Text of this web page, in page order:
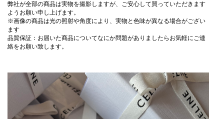
弊社が全部の商品は実物を撮影しますが、ご安心して買っていただきます
ようお願い申し上げます。
※画像の商品は光の照射や角度により、実物と色味が異なる場合がござい
ます
品質保証：お届いた商品についてなにか問題がありましたらお気軽にご連
絡をお願い致します。